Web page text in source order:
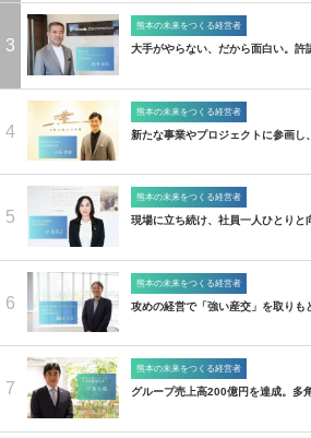
3
熊本の未来をつくる経営者
大手がやらない、だから面白い。
4
熊本の未来をつくる経営者
新たな事業やプロジェクトに参画し
5
熊本の未来をつくる経営者
現場に立ち続け、社員一人ひとり
6
熊本の未来をつくる経営者
攻めの経営で「強い産交」を取りも
7
熊本の未来をつくる経営者
グループ売上高200億円を達成。多